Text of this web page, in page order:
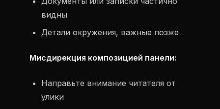
видны
Детали окружения, важные позже
Мисдирекция композицией панели:
Направьте внимание читателя от
улики